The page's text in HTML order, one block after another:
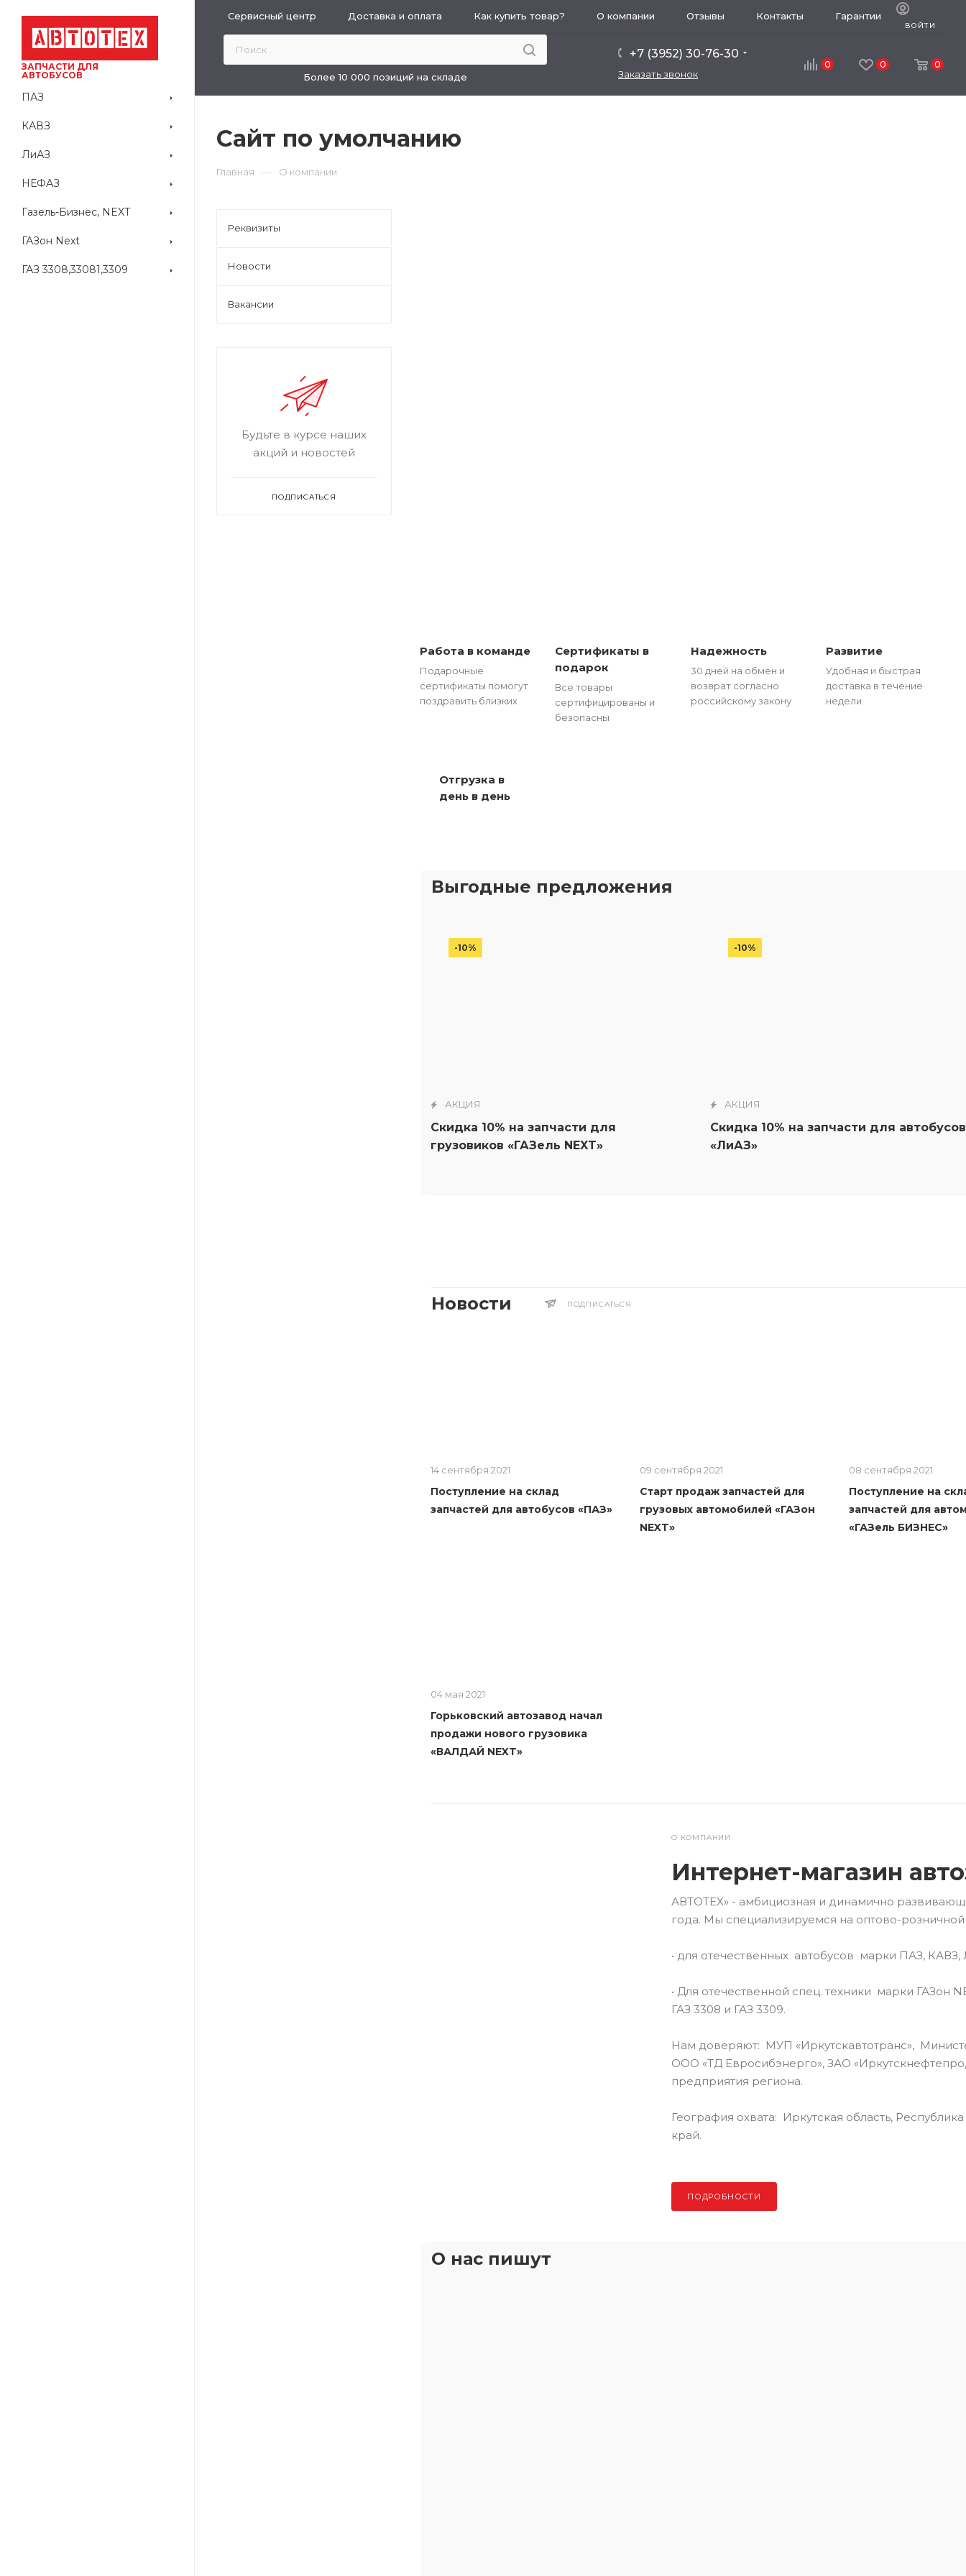
Сервисный центр Доставка и оплата Как купить товар? О компании Отзывы Контакты Гарантии
ВОЙТИ
0 0 0
+7 (3952) 30-76-30
Заказать звонок
Более 10 000 позиций на складе
ЗАПЧАСТИ ДЛЯ
АВТОБУСОВ
ПАЗ
КАВЗ
ЛиАЗ
НЕФАЗ
Газель-Бизнес, NEXT
ГАЗон Next
ГАЗ 3308,33081,3309
Сайт по умолчанию
Главная — О компании
Работа в команде
Подарочные
сертификаты помогут
поздравить близких
Сертификаты в
подарок
Все товары
сертифицированы и
безопасны
Надежность
30 дней на обмен и
возврат согласно
российскому закону
Развитие
Удобная и быстрая
доставка в течение
недели
Отгрузка в
день в день
Выгодные предложения
АКЦИЯ
Скидка 10% на запчасти для
грузовиков «ГАЗель NEXT»
-10%
АКЦИЯ
Скидка 10% на запчасти для автобусов
«ЛиАЗ»
-10%
Новости ПОДПИСАТЬСЯ
14 сентября 2021
Поступление на склад
запчастей для автобусов «ПАЗ»
09 сентября 2021
Старт продаж запчастей для
грузовых автомобилей «ГАЗон
NEXT»
08 сентября 2021
Поступление на
запчастей для
«ГАЗель БИЗНЕС»
04 мая 2021
Горьковский автозавод начал
продажи нового грузовика
«ВАЛДАЙ NEXT»
О КОМПАНИИ
Интернет-магазин
АВТОТЕХ» - амбициозная и динамично
года. Мы специализируемся на оптово-
• для отечественных автобусов марки ПАЗ,
• Для отечественной спец. техники марки ГАЗон
ГАЗ 3308 и ГАЗ 3309.
Нам доверяют: МУП «Иркутскавтотранс»,
ООО «ТД Евросибэнерго», ЗАО
предприятия региона.
География охвата: Иркутская область,
край.
ПОДРОБНОСТИ
О нас пишут
Реквизиты
Новости
Вакансии
Будьте в курсе наших
акций и новостей
ПОДПИСАТЬСЯ